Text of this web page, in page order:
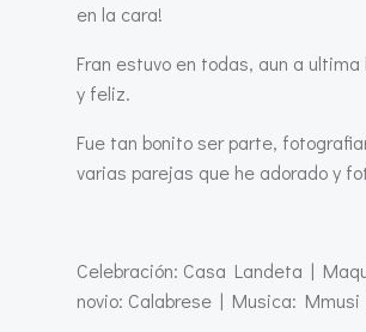
en la cara!
Fran estuvo en todas, aun a
y feliz.
Fue tan bonito ser parte,
varias parejas que he adorado y
Celebración: Casa Landeta |
novio: Calabrese | Musica: